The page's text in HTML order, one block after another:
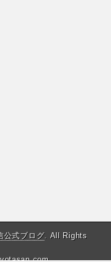
公式ブログ. All Rights
.